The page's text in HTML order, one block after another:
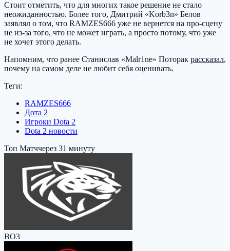
Стоит отметить, что для многих такое решение не стало
неожиданностью. Более того, Дмитрий «Korb3n» Белов
заявлял о том, что RAMZES666 уже не вернется на про-сцену
не из-за того, что не может играть, а просто потому, что уже
не хочет этого делать.
Напомним, что ранее Станислав «Malr1ne» Поторак рассказал,
почему на самом деле не любит себя оценивать.
Теги:
RAMZES666
Дота 2
Игроки Dota 2
Dota 2 новости
Топ Матччерез 31 минуту
BO3